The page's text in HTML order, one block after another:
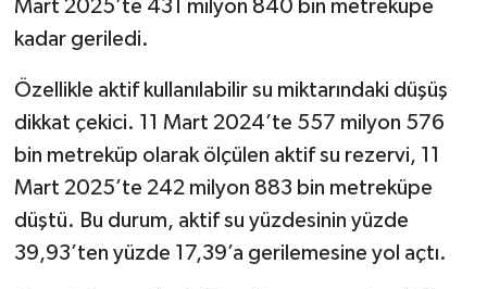
Mart 2025’te 431 milyon 840 bin metreküpe
kadar geriledi.
Özellikle aktif kullanılabilir su miktarındaki düşüş
dikkat çekici. 11 Mart 2024’te 557 milyon 576
bin metreküp olarak ölçülen aktif su rezervi, 11
Mart 2025’te 242 milyon 883 bin metreküpe
düştü. Bu durum, aktif su yüzdesinin yüzde
39,93’ten yüzde 17,39’a gerilemesine yol açtı.